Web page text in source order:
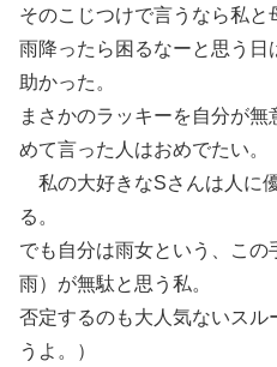
そのこじつけで言うなら私と
雨降ったら困るなーと思う日
助かった。
まさかのラッキーを自分が
めて言った人はおめでたい。
私の大好きなSさんは人に
る。
でも自分は雨女という、こ
雨）が無駄と思う私。
否定するのも大人気ないスル
うよ。）